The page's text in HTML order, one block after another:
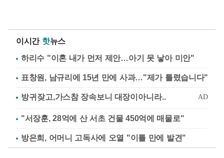
이시간 핫뉴스
하리수 "이혼 내가 먼저 제안…아기 못 낳아 미안"
표창원, 남규리에 15년 만에 사과…"제가 틀렸습니다"
"서장훈, 28억에 산 서초 건물 450억에 매물로"
방은희, 어머니 고독사에 오열 "이틀 만에 발견"